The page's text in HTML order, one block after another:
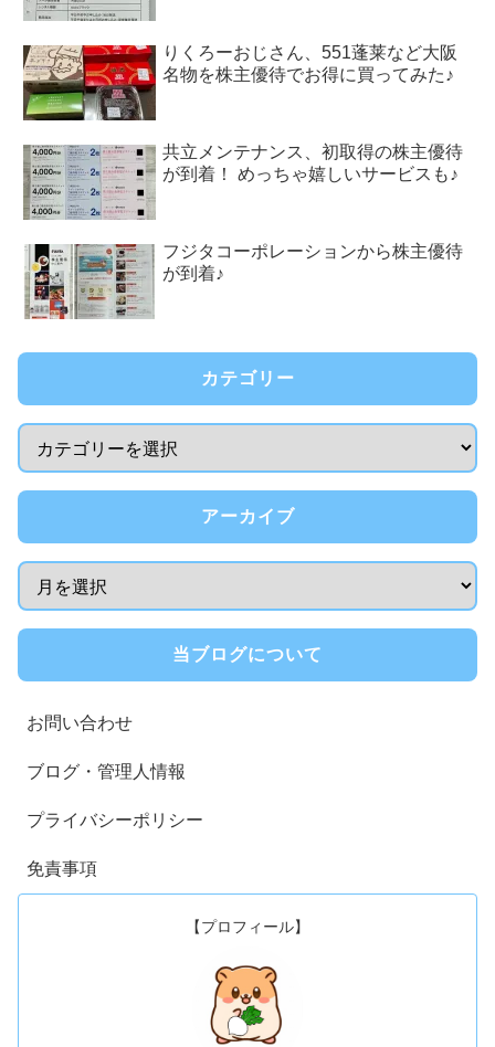
りくろーおじさん、551蓬莱など大阪
名物を株主優待でお得に買ってみた♪
共立メンテナンス、初取得の株主優待
が到着！ めっちゃ嬉しいサービスも♪
フジタコーポレーションから株主優待
が到着♪
カテゴリー
アーカイブ
当ブログについて
お問い合わせ
ブログ・管理人情報
プライバシーポリシー
免責事項
【プロフィール】